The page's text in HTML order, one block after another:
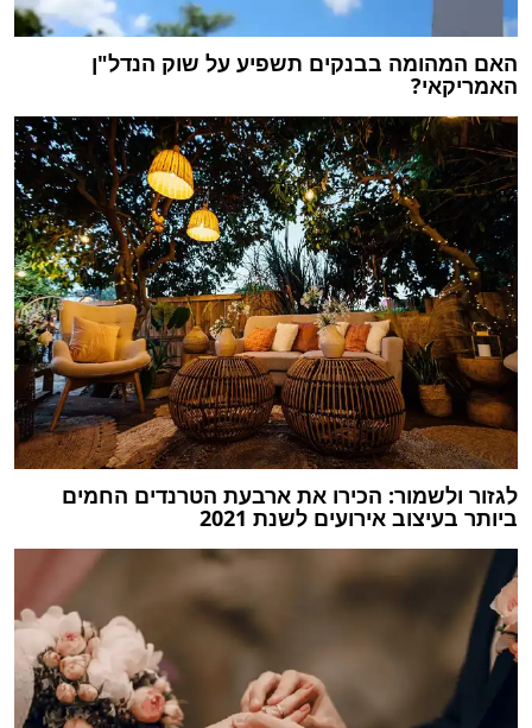
האם המהומה בבנקים תשפיע על שוק הנדל"ן
האמריקאי?
לגזור ולשמור: הכירו את ארבעת הטרנדים החמים
ביותר בעיצוב אירועים לשנת 2021